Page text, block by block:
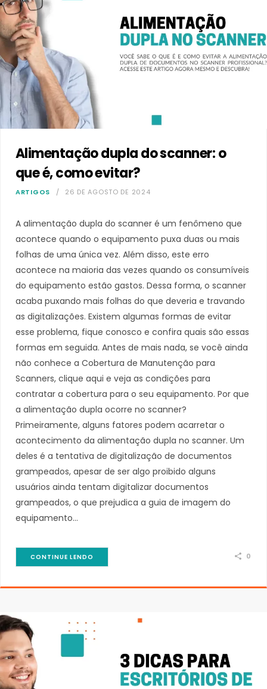
Alimentação dupla do scanner: o
que é, como evitar?
ARTIGOS 26 DE AGOSTO DE 2024
A alimentação dupla do scanner é um fenômeno que
acontece quando o equipamento puxa duas ou mais
folhas de uma única vez. Além disso, este erro
acontece na maioria das vezes quando os consumíveis
do equipamento estão gastos. Dessa forma, o scanner
acaba puxando mais folhas do que deveria e travando
as digitalizações. Existem algumas formas de evitar
esse problema, fique conosco e confira quais são essas
formas em seguida. Antes de mais nada, se você ainda
não conhece a Cobertura de Manutenção para
Scanners, clique aqui e veja as condições para
contratar a cobertura para o seu equipamento. Por que
a alimentação dupla ocorre no scanner?
Primeiramente, alguns fatores podem acarretar o
acontecimento da alimentação dupla no scanner. Um
deles é a tentativa de digitalização de documentos
grampeados, apesar de ser algo proibido alguns
usuários ainda tentam digitalizar documentos
grampeados, o que prejudica a guia de imagem do
equipamento…
CONTINUE LENDO 0